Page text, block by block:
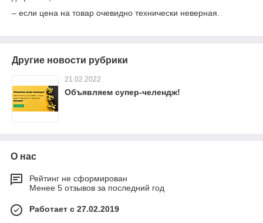
– если цена на товар очевидно технически неверная.
Другие новости рубрики
21.02.2022
Объявляем супер-челендж!
О нас
Рейтинг не сформирован
Менее 5 отзывов за последний год
Работает с 27.02.2019